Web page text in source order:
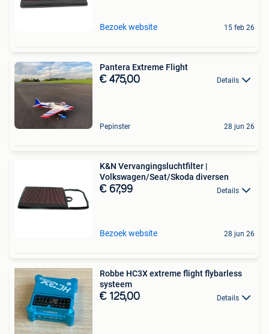
Bezoek website 15 feb 26
Pantera Extreme Flight
€ 475,00 Details
Pepinster 28 jun 26
K&N Vervangingsluchtfilter |
Volkswagen/Seat/Skoda diversen
€ 67,99 Details
Bezoek website 28 jun 26
Robbe HC3X extreme flight flybarless
systeem
€ 125,00 Details